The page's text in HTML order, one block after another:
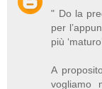
" Do la
per
più
A
vogliamo